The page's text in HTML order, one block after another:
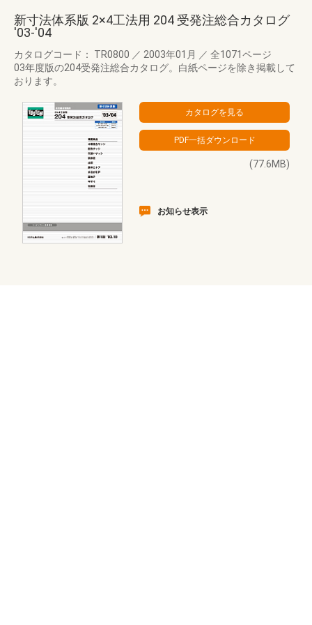
新寸法体系版 2×4工法用 204 受発注総合カタログ
'03-'04
カタログコード： TR0800 ／ 2003年01月 ／ 全1071ページ
03年度版の204受発注総合カタログ。白紙ページを除き掲載して
おります。
(77.6MB)
お知らせ表示